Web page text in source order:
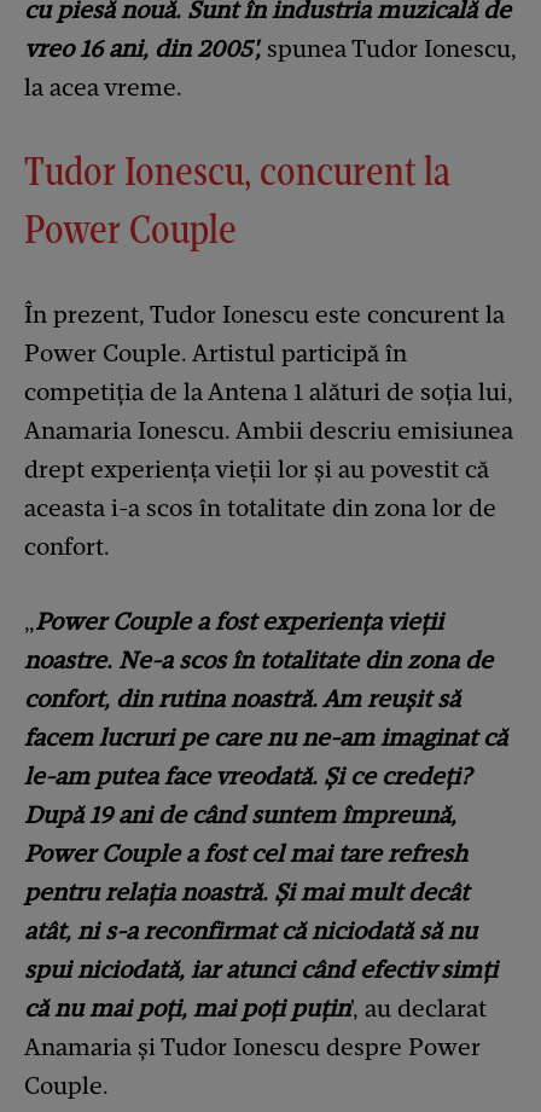
cu piesă nouă. Sunt în industria muzicală de
vreo 16 ani, din 2005', spunea Tudor Ionescu,
la acea vreme.
Tudor Ionescu, concurent la
Power Couple
În prezent, Tudor Ionescu este concurent la
Power Couple. Artistul participă în
competiția de la Antena 1 alături de soția lui,
Anamaria Ionescu. Ambii descriu emisiunea
drept experiența vieții lor și au povestit că
aceasta i-a scos în totalitate din zona lor de
confort.
„Power Couple a fost experiența vieții
noastre. Ne-a scos în totalitate din zona de
confort, din rutina noastră. Am reușit să
facem lucruri pe care nu ne-am imaginat că
le-am putea face vreodată. Și ce credeți?
După 19 ani de când suntem împreună,
Power Couple a fost cel mai tare refresh
pentru relația noastră. Și mai mult decât
atât, ni s-a reconfirmat că niciodată să nu
spui niciodată, iar atunci când efectiv simți
că nu mai poți, mai poți puțin', au declarat
Anamaria și Tudor Ionescu despre Power
Couple.